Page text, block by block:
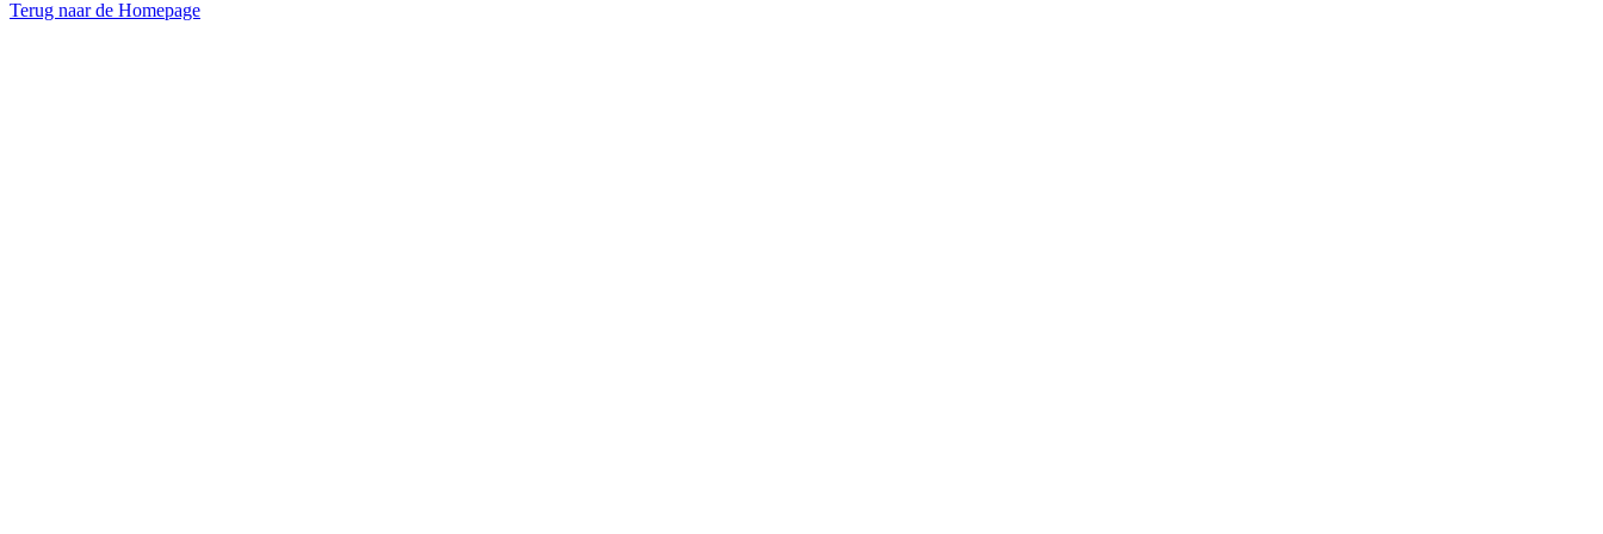
Terug naar de Homepage